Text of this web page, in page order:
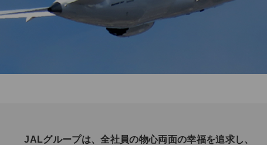
JALグループは、全社員の物心両面の幸福を追求し、